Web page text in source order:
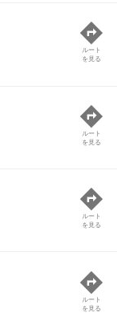
ルート
を見る
ルート
を見る
ルート
を見る
ルート
を見る